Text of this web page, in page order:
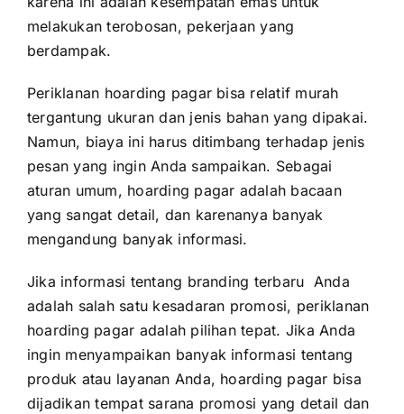
melakukan terobosan, pekerjaan yang
berdampak.
Periklanan hoarding pagar bisa relatif murah
tergantung ukuran dan jenis bahan yang dipakai.
Namun, biaya ini harus ditimbang terhadap jenis
pesan yang ingin Anda sampaikan. Sebagai
aturan umum, hoarding pagar adalah bacaan
yang sangat detail, dan karenanya banyak
mengandung banyak informasi.
Jika informasi tentang branding terbaru Anda
adalah salah satu kesadaran promosi, periklanan
hoarding pagar adalah pilihan tepat. Jika Anda
ingin menyampaikan banyak informasi tentang
produk atau layanan Anda, hoarding pagar bisa
dijadikan tempat sarana promosi yang detail dan